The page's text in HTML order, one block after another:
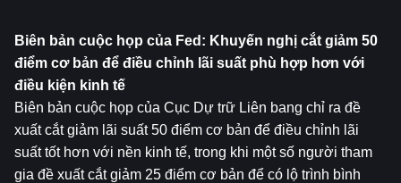
Biên bản cuộc họp của Fed: Khuyến nghị cắt giảm 50
điểm cơ bản để điều chỉnh lãi suất phù hợp hơn với
điều kiện kinh tế
Biên bản cuộc họp của Cục Dự trữ Liên bang chỉ ra đề
xuất cắt giảm lãi suất 50 điểm cơ bản để điều chỉnh lãi
suất tốt hơn với nền kinh tế, trong khi một số người tham
gia đề xuất cắt giảm 25 điểm cơ bản để có lộ trình bình